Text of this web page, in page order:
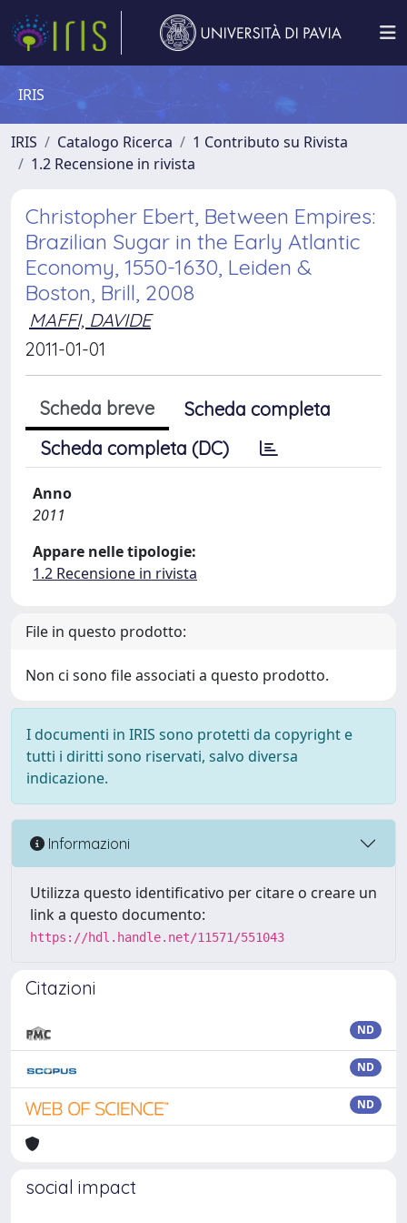
IRIS
IRIS Catalogo Ricerca
1 Contributo su Rivista
1.2 Recensione in rivista
Christopher Ebert, Between Empires:
Brazilian Sugar in the Early Atlantic
Economy, 1550-1630, Leiden &
Boston, Brill, 2008
MAFFI, DAVIDE
2011-01-01
Scheda breve
Scheda completa
Scheda completa (DC)
Anno
2011
Appare nelle tipologie:
1.2 Recensione in rivista
File in questo prodotto:
Non ci sono file associati a questo prodotto.
I documenti in IRIS sono protetti da copyright e
tutti i diritti sono riservati, salvo diversa
indicazione.
Informazioni
Utilizza questo identificativo per citare o creare un
link a questo documento:
https://hdl.handle.net/11571/551043
Citazioni
ND
ND
ND
social impact